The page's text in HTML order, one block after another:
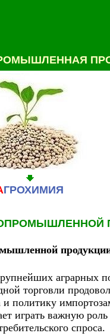
ГРОХИМИЯ
аграрных
торговли
и политику
играть важную
спроса.